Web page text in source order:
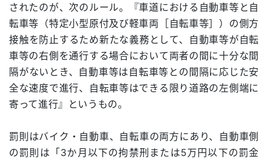
されたのが、次のルール。『車道における自動車等と自
転車等（特定小型原付及び軽車両［自転車等］）の側方
接触を防止するため新たな義務として、自動車等が自転
車等の右側を通行する場合において両者の間に十分な間
隔がないとき、自動車等は自転車等との間隔に応じた安
全な速度で進行、自転車等はできる限り道路の左側端に
寄って進行』というもの。
罰則はバイク・自動車、自転車の両方にあり、自動車側
の罰則は「3か月以下の拘禁刑または5万円以下の罰金